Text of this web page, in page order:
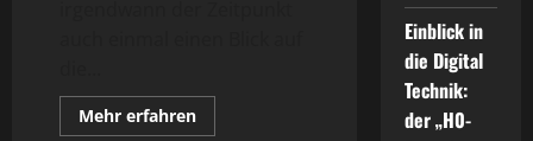
Mehr erfahrenMehr
Informationen
Einblick in
die Digital
Technik:
der „H0-